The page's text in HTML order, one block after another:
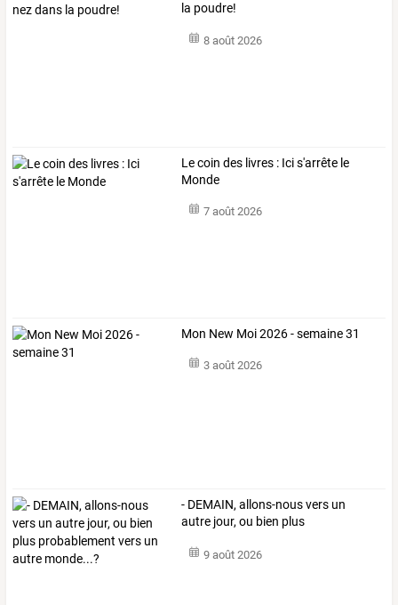
la poudre!
8 août 2026
Le coin des livres : Ici s'arrête le
Monde
7 août 2026
Mon New Moi 2026 - semaine 31
3 août 2026
- DEMAIN,allons-nousvers un
autre jour,ou bien plus
9 août 2026